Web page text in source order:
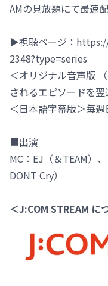
AMの見放題にて最速
▶視聴ページ：
2348?type=series
＜オリジナル音声版
されるエピソードを
＜日本語字幕版＞毎
■出演
MC：EJ（＆TEAM）
DONT Cry）
＜J:COM STREAM に